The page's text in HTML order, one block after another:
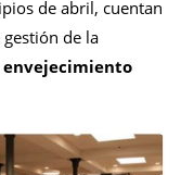
de abril, cuentan
de la
envejecimiento